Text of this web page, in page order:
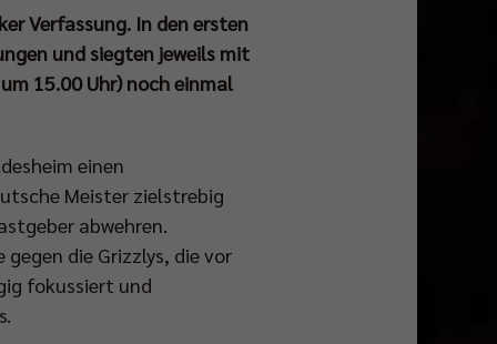
Verfassung. In den ersten
und siegten jeweils mit
15.00 Uhr) noch einmal
einen
Meister zielstrebig
abwehren.
die Grizzlys, die vor
fokussiert und